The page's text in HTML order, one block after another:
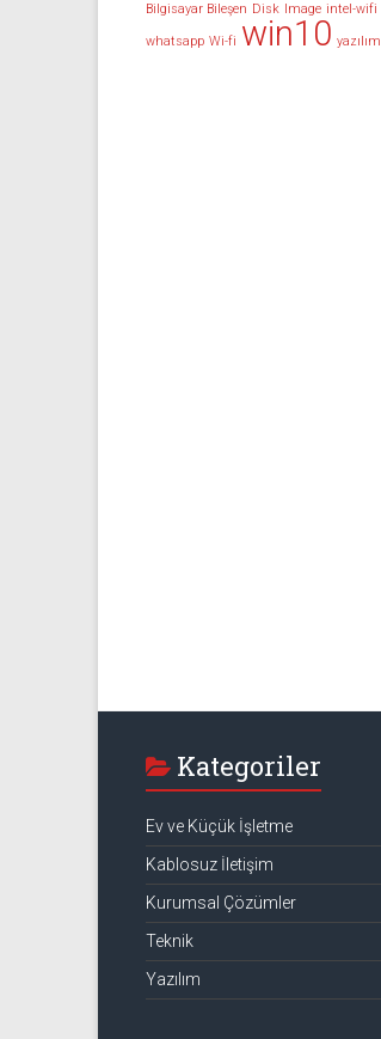
Bilgisayar Bileşen Disk Image intel-wifi
whatsapp Wi-fi win10 yazılım
Kategoriler
Ev ve Küçük İşletme
Kablosuz İletişim
Kurumsal Çözümler
Teknik
Yazılım